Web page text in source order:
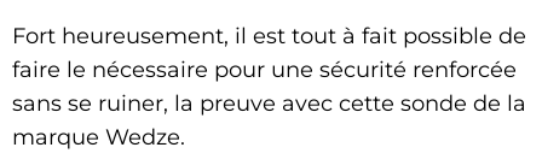
Fort heureusement, il est tout à fait possible de
faire le nécessaire pour une sécurité renforcée
sans se ruiner, la preuve avec cette sonde de la
marque Wedze.